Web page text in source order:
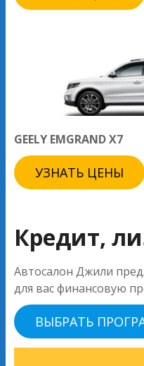
GEELY EMGRAND X7
УЗНАТЬ ЦЕНЫ
Кредит,
Автосалон Джили
для вас финансовую
ВЫБРАТЬ